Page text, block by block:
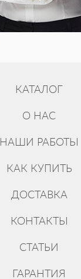
КАТАЛОГ
О НАС
НАШИ РАБОТЫ
КАК КУПИТЬ
ДОСТАВКА
КОНТАКТЫ
СТАТЬИ
ГАРАНТИЯ